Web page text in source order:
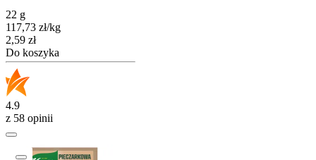
22 g
117,73 zł/kg
Cena
2,59 zł
Do koszyka
4.9
z 58 opinii